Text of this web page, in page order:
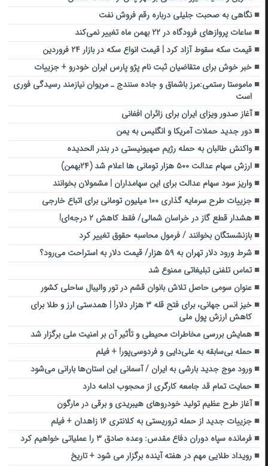
نگاهی به صحبت جلیلی درباره رقم فروش نفت
ساعات پروازهای فرودگاه‌ در ۲۲ بهمن ماه تغییر نمی‌کند
قیمت سکه سقوط آزاد کرد | قیمت انواع سکه در بازار ۲۴ فروردین
خبر خوش برای متقاضیان ثبت نام پژو پارس ایران خودرو + جزییات
ماموستا رستمی:مرز باشماق و جاده سنندج ـ مریوان نیازمند رسیدگی فوری
است
آغاز صدور ویزای ایران برای زائران افغانی
دور جدید حملات آمریکا و انگلیس به یمن
واکنش طالبان به حمله رژیم صهیونیستی در بندر الحدیده
ارزش سهام عدالت ۵۰۰ هزار تومانی ها اعلام شد (۲۴بهمن)
واریز سود سهام عدالت برای این سهامداران | مشمولان بخوانند
جزییات طرح سرمایه گذاری ۱۰۰ میلیون تومانی برای اتباع خارجی
هشدار قطع گاز در خراسان شمالی/ فقط کاهش ۲ درجه‌ای!
بازنشستگان بخوانند / فرمول محاسبه حقوق تغییر کرد
شرط ورود دلار تهران به ۵۹ هزار/ قیمت دلار به استراحت می‌رود؟
تماس تلفنی تبلیغاتی ممنوع شد
عنوان سومی حاصل تلاش بانوان قشم در تور والیبال ساحلی کشور
خیز انس جهانی، برای فتح قله ۳ هزار دلار! | همدستی ارز و طلا برای
کاهش ارزش پول ملی
همایش بررسی مخاطرات محیطی و تأثیر آن بر امنیت ملی برگزار شد
حمله بی‌سابقه به علی‌دایی و فردوسی‌پور! + فیلم
ورود موج جدید بارشی به ایران / آسمانی این استان‌ها بارانی می‌شود
حمایت تمام قد جامعه کارگری از محجوب ادامه دارد
آغاز طرح عظیم تولید خودروهای هیبریدی و برقی در مارگون
جزییات جدید از حمله تروریستی به کلانتری ۱۶ زاهدان + فیلم
فرمانده سپاه دوران دفاع مقدس: وعده صادق ۳ را عملیاتی خواهیم کرد
رویداد طلایی مهم در هفته آینده برگزار می شود + تاریخ